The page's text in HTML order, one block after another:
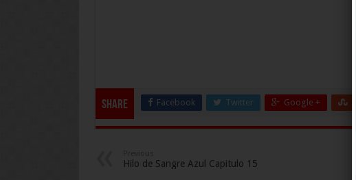
Share Facebook Twitter Google +
Hilo de Sangre Azul Capitulo 15